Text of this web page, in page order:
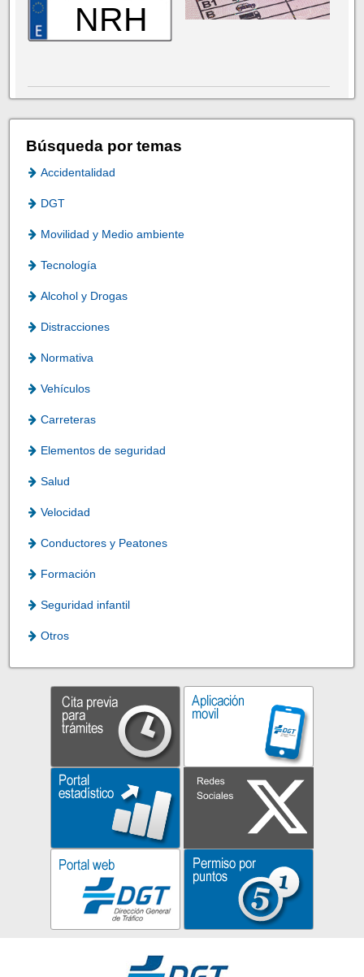
NRH
Búsqueda por temas
Accidentalidad
DGT
Movilidad y Medio ambiente
Tecnología
Alcohol y Drogas
Distracciones
Normativa
Vehículos
Carreteras
Elementos de seguridad
Salud
Velocidad
Conductores y Peatones
Formación
Seguridad infantil
Otros